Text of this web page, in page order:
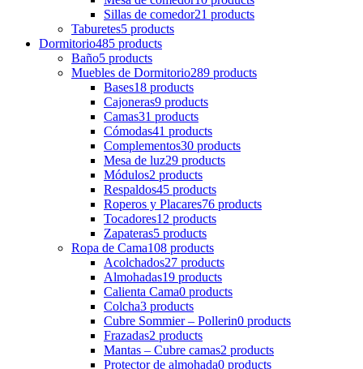
Sillas de comedor21 products
Taburetes5 products
Dormitorio485 products
Baño5 products
Muebles de Dormitorio289 products
Bases18 products
Cajoneras9 products
Camas31 products
Cómodas41 products
Complementos30 products
Mesa de luz29 products
Módulos2 products
Respaldos45 products
Roperos y Placares76 products
Tocadores12 products
Zapateras5 products
Ropa de Cama108 products
Acolchados27 products
Almohadas19 products
Calienta Cama0 products
Colcha3 products
Cubre Sommier – Pollerin0 products
Frazadas2 products
Mantas – Cubre camas2 products
Protector de almohada0 products